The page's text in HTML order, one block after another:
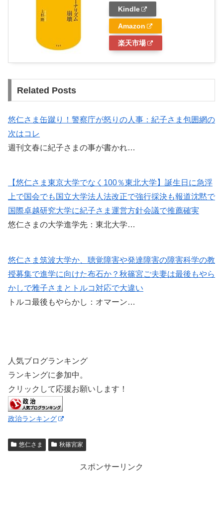
Kindle
Amazon
楽天市場
Related Posts
悠仁さま缶蹴り！警察庁が怒りの人事：紀子さま包囲網の
次はコレ
週刊文春に紀子さまの事が書かれ…
【悠仁さま東京大学でなく100％東北大学】誕生日に急浮
上で国会でも国立大学法人法改正で強行採決も報道沈黙で
国際卓越研究大学に紀子さま運営方針会議で推薦確実
悠仁さまの大学進学先：東北大学…
悠仁さま筑波大学か、聴覚障害や発達障害の障害科学の教
授募集で進学に向けた布石か？秋篠宮ご夫妻は最後もやら
かしで雅子さまとトルコ対応で大違い
トルコ最後もやらかし：オマーン…
人気ブログランキング
ランキングに参加中。
クリックして応援お願いします！
政治ランキング
悠仁さま 秋篠宮家
スポンサーリンク